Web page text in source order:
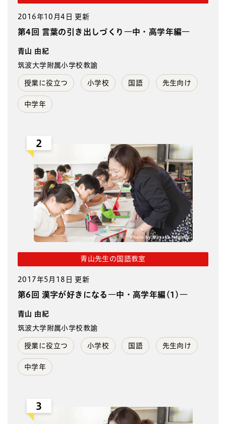
2016年10月4日 更新
第4回 言葉の引き出しづくり―中・高学年編―
青山 由紀
筑波大学附属小学校教諭
授業に役立つ 小学校 国語 先生向け
中学年
2
青山先生の国語教室
2017年5月18日 更新
第6回 漢字が好きになる―中・高学年編(1)―
青山 由紀
筑波大学附属小学校教諭
授業に役立つ 小学校 国語 先生向け
中学年
3